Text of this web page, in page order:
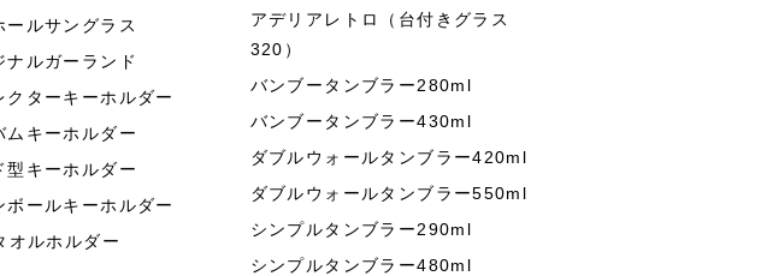
ールサングラス
ナルガーランド
クターキーホルダー
ムキーホルダー
型キーホルダー
ボールキーホルダー
オルホルダー
アデリアレトロ（台付きグラス
320）
バンブータンブラー280ml
バンブータンブラー430ml
ダブルウォールタンブラー420ml
ダブルウォールタンブラー550ml
シンプルタンブラー290ml
シンプルタンブラー480ml